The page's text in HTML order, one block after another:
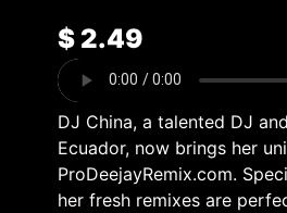
$2.49
DJ China, a talented DJ
Ecuador, now brings her
ProDeejayRemix.com.
her fresh remixes are